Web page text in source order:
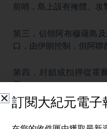
前哨，島上設有掩體、攻
第三，佔領阿布穆薩島
口，由伊朗控制，但阿聯
第四，封鎖或扣押從霍
隻。
消息人士表示，川普總
有實質進展，他可能會推